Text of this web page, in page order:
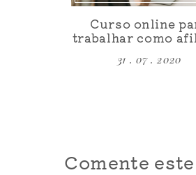
Curso online
trabalhar como
31 . 07 . 2020
Comente